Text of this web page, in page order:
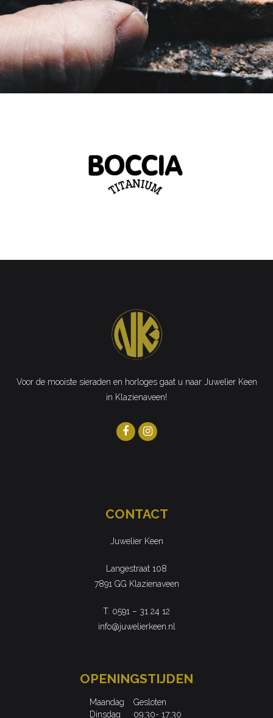
Voor de mooiste sieraden en horloges gaat u naar Juwelier Keen
in Klazienaveen!
CONTACT
Juwelier Keen
Langestraat 108
7891 GG Klazienaveen
T. 0591 – 31 24 12
info@juwelierkeen.nl
OPENINGSTIJDEN
Maandag
Gesloten
Dinsdag
09:30- 17:30